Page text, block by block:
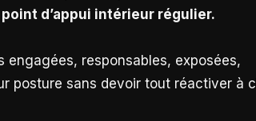
d’appui intérieur régulier.
engagées, responsables, exposées,
posture sans devoir tout réactiver à